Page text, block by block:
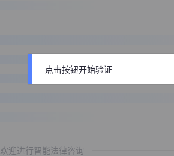
欢迎进行智能法律咨询
点击按钮开始验证